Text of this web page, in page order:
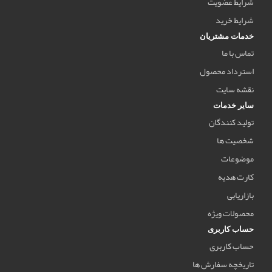
شرایط خرید
خدمات مشتریان
تماس با ما
استرداد محصول
نقشه سایت
سایر خدمات
تولید کنندگان
شخصیت ها
موضوعات
کارت هدیه
بازاریابی
محصولات ویژه
حساب کاربری
حساب کاربری
تاریخچه سفارش ها